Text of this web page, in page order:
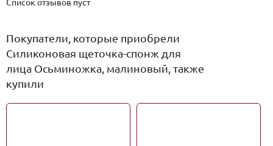
Покупатели, которые приобрели
Силиконовая щеточка-спонж для
лица Осьминожка, малиновый, также
купили